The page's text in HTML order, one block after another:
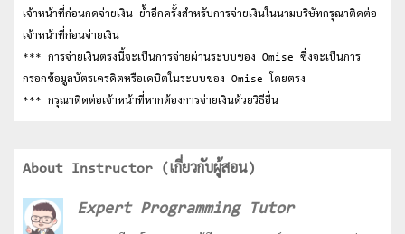
เจ้าหน้าที่ก่อนกดจ่ายเงิน ย้ำอีกครั้งสำหรับการจ่ายเงินในนามบริษัทกรุณาติดต่อ
เจ้าหน้าที่ก่อนจ่ายเงิน
*** การจ่ายเงินตรงนี้จะเป็นการจ่ายผ่านระบบของ Omise ซึ่งจะเป็นการ
กรอกข้อมูลบัตรเครดิตหรือเดบิตในระบบของ Omise โดยตรง
*** กรุณาติดต่อเจ้าหน้าที่หากต้องการจ่ายเงินด้วยวิธีอื่น
About Instructor (เกี่ยวกับผู้สอน)
Expert Programming Tutor